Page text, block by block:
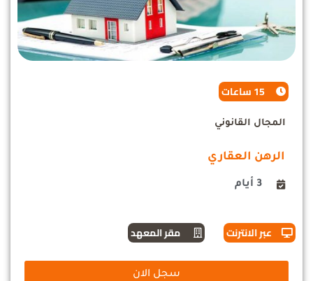
15 ساعات
المجال القانوني
الرهن العقاري
3 أيام
عبر الانترنت مقر المعهد
سجل الان